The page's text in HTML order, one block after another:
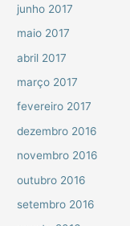
junho 2017
maio 2017
abril 2017
março 2017
fevereiro 2017
dezembro 2016
novembro 2016
outubro 2016
setembro 2016